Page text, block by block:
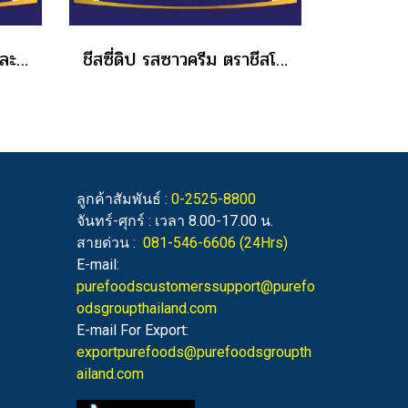
ชีสดิป กลิ่นเห็ดทรัพเฟิลและชีส ขนาด 200 กรัม ชีสซี่ดิป รสซาวครีม ตราชีสโตะจัง แบบถุง ขนาด 380 กรัม
ลูกค้าสัมพันธ์ : 0-2525-8800
จันทร์-ศุกร์ : เวลา 8.00-17.00 น.
สายด่วน : 081-546-6606 (24Hrs)
E-mail:
purefoodscustomerssupport@purefo
odsgroupthailand.com
E-mail For Export:
exportpurefoods@purefoodsgroupth
ailand.com